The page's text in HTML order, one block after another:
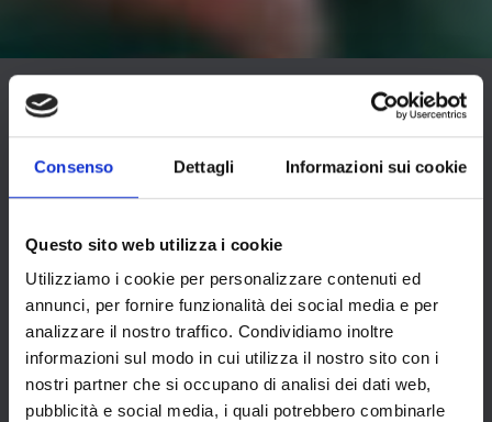
Consenso Dettagli Informazioni sui cookie
Questo sito web utilizza i cookie
Utilizziamo i cookie per personalizzare contenuti ed
annunci, per fornire funzionalità dei social media e per
analizzare il nostro traffico. Condividiamo inoltre
informazioni sul modo in cui utilizza il nostro sito con i
nostri partner che si occupano di analisi dei dati web,
pubblicità e social media, i quali potrebbero combinarle
Email info@navigando.it
INFO
About
LINK UTILI
Cataloghi